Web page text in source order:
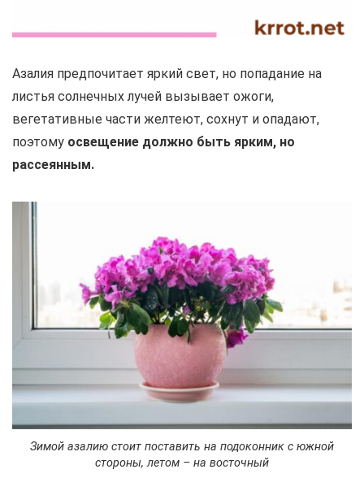
Азалия предпочитает яркий свет, но попадание на
листья солнечных лучей вызывает ожоги,
вегетативные части желтеют, сохнут и опадают,
поэтому освещение должно быть ярким, но
рассеянным.
Зимой азалию стоит поставить на подоконник с южной
стороны, летом – на восточный